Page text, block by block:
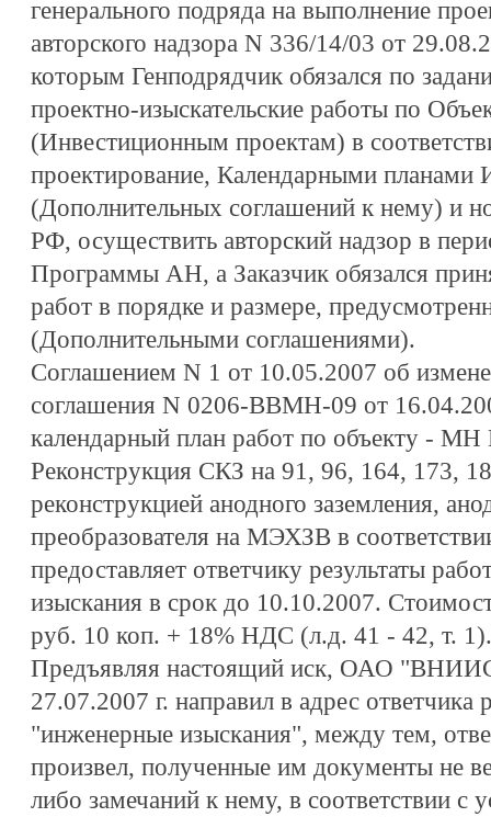
генерального подряда на выполнение
авторского надзора N 336/14/03 от
которым Генподрядчик обязался по
проектно-изыскательские работы по
(Инвестиционным проектам) в
проектирование, Календарными планами
(Дополнительных соглашений к нему) и
РФ, осуществить авторский надзор в
Программы АН, а Заказчик обязался
работ в порядке и размере,
(Дополнительными соглашениями).
Соглашением N 1 от 10.05.2007 об
соглашения N 0206-ВВМН-09 от
календарный план работ по объекту - МН
Реконструкция СКЗ на 91, 96, 164, 173,
реконструкцией анодного заземления,
преобразователя на МЭХЗВ в
предоставляет ответчику результаты
изыскания в срок до 10.10.2007.
руб. 10 коп. + 18% НДС (л.д. 41 - 42, т. 1).
Предъявляя настоящий иск, ОАО
27.07.2007 г. направил в адрес ответчика
"инженерные изыскания", между тем,
произвел, полученные им документы не
либо замечаний к нему, в соответствии с